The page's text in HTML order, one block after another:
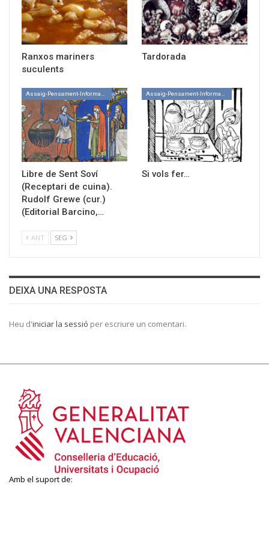
Ranxos mariners
suculents
Tardorada
Libre de Sent Soví
(Receptari de cuina).
Rudolf Grewe (cur.)
(Editorial Barcino,…
Si vols fer…
ANT SEG
DEIXA UNA RESPOSTA
Heu d'iniciar la sessió per escriure un comentari.
Amb el suport de: